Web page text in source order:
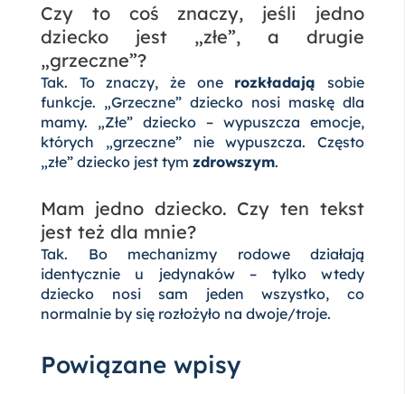
Czy to coś znaczy, jeśli jedno
dziecko jest „złe”, a drugie
„grzeczne”?
Tak. To znaczy, że one rozkładają sobie
funkcje. „Grzeczne” dziecko nosi maskę dla
mamy. „Złe” dziecko – wypuszcza emocje,
których „grzeczne” nie wypuszcza. Często
„złe” dziecko jest tym zdrowszym.
Mam jedno dziecko. Czy ten tekst
jest też dla mnie?
Tak. Bo mechanizmy rodowe działają
identycznie u jedynaków – tylko wtedy
dziecko nosi sam jeden wszystko, co
normalnie by się rozłożyło na dwoje/troje.
Powiązane wpisy